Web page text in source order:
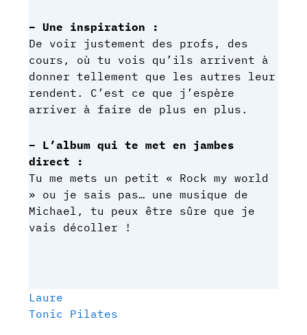
– Une inspiration :
De voir justement des profs, des
cours, où tu vois qu’ils arrivent à
donner tellement que les autres leur
rendent. C’est ce que j’espère
arriver à faire de plus en plus.
– L’album qui te met en jambes
direct :
Tu me mets un petit « Rock my world
» ou je sais pas… une musique de
Michael, tu peux être sûre que je
vais décoller !
Laure
Tonic Pilates